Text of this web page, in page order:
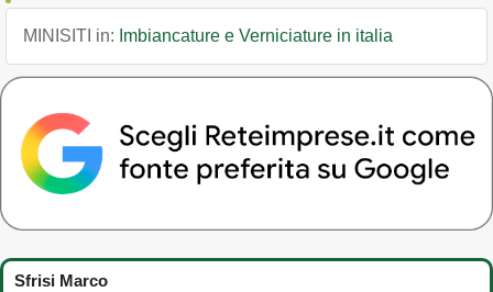
MINISITI in: Imbiancature e Verniciature in italia
Sfrisi Marco